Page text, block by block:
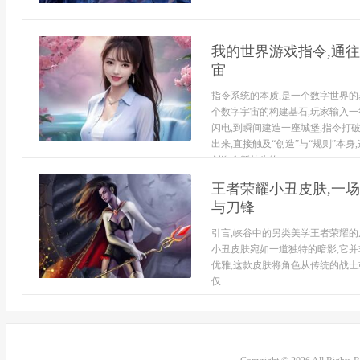
我的世界游戏指令,通
宙
指令系统的本质,是一个数字世界
个数字宇宙的构建基石,玩家输入
闪电,到瞬间建造一座城堡,指令打
出来,直接触及“创造”与“规则”本
创造全新的生物...
王者荣耀小丑皮肤,一
与刀锋
引言,峡谷中的另类美学王者荣耀
小丑皮肤宛如一道独特的暗影,它
优雅,这款皮肤将角色从传统的战
仅...